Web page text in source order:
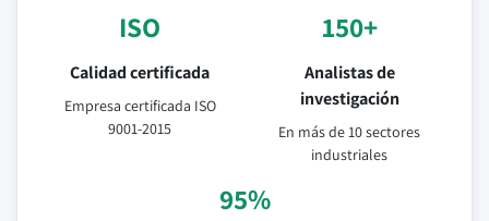
ISO
Calidad certificada
Empresa certificada ISO
9001-2015
150+
Analistas de
investigación
En más de 10 sectores
industriales
95%